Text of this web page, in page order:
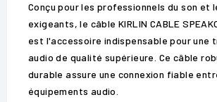
Conçu pour les professionnels du son et
exigeants, le câble KIRLIN CABLE
est l'accessoire indispensable pour une
audio de qualité supérieure. Ce câble
durable assure une connexion fiable
équipements audio.